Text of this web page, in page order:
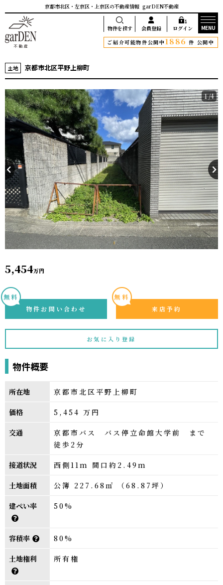
京都市北区・左京区・上京区の不動産情報 garDEN不動産
物件を探す 会員登録 ログイン
MENU
ご紹介可能物件公開中1886 件 公開中
土地 京都市北区平野上柳町
1/4
5,454万円
無料
物件お問い合わせ
無料
来店予約
お気に入り登録
物件概要
所在地 京都市北区平野上柳町
価格 5,454 万円
交通
京都市バス バス停立命館大学前 まで
徒歩2分
接道状況 西側11m 間口約2.49m
土地面積 公簿 227.68㎡ （68.87坪）
建ぺい率 50%
容積率 80%
土地権利 所有権